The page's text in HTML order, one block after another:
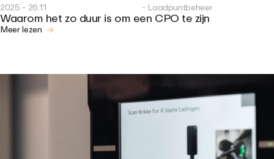
2025 - 26.11 - Laadpuntbeheer
Waarom het zo duur is om een CPO te zijn
Meer lezen